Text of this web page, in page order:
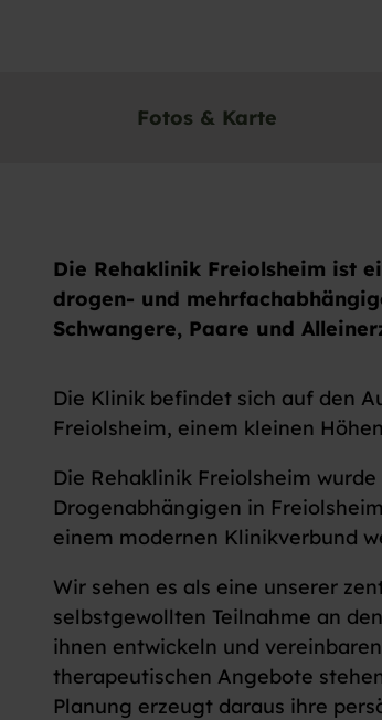
Fotos & Karte
Die Rehaklinik Freiolsheim ist
drogen- und
Schwangere, Paare und
Die Klinik befindet sich auf den
Freiolsheim, einem kleinen
Die Rehaklinik Freiolsheim
Drogenabhängigen in
einem modernen Klinikverbund
Wir sehen es als eine unserer
selbstgewollten Teilnahme an
ihnen entwickeln und
therapeutischen Angebote
Planung erzeugt daraus ihre